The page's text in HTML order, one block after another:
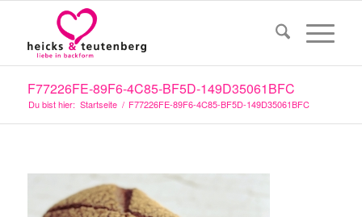
F77226FE-89F6-4C85-BF5D-149D35061BFC
Du bist hier: Startseite / F77226FE-89F6-4C85-BF5D-149D35061BFC